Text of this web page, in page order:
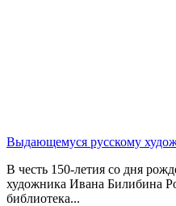
Выдающемуся русскому
В честь 150-летия со дня
художника Ивана Билибина
библиотека...